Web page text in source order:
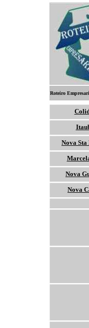
Roteiro
Nova Sta
Nova
Nova